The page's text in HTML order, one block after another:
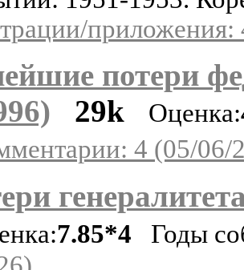
приложения:
потери
29k Оценка:
4 (05/06/
7.85*4 Годы